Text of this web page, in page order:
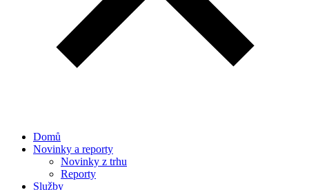
Domů
Novinky a reporty
Novinky z trhu
Reporty
Služby